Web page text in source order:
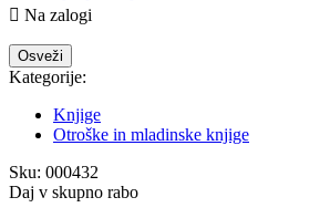
 Na zalogi
Kategorije:
Knjige
Otroške in mladinske knjige
Sku: 000432
Daj v skupno rabo